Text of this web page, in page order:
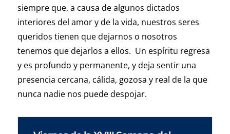
siempre que, a causa de algunos dictados
interiores del amor y de la vida, nuestros seres
queridos tienen que dejarnos o nosotros
tenemos que dejarlos a ellos. Un espíritu regresa
y es profundo y permanente, y deja sentir una
presencia cercana, cálida, gozosa y real de la que
nunca nadie nos puede despojar.